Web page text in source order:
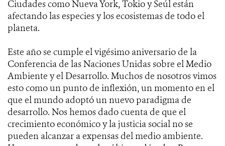
Ciudades como Nueva York, Tokio y Seúl están
afectando las especies y los ecosistemas de todo el
planeta.
Este año se cumple el vigésimo aniversario de la
Conferencia de las Naciones Unidas sobre el Medio
Ambiente y el Desarrollo. Muchos de nosotros vimos
esto como un punto de inflexión, un momento en el
que el mundo adoptó un nuevo paradigma de
desarrollo. Nos hemos dado cuenta de que el
crecimiento económico y la justicia social no se
pueden alcanzar a expensas del medio ambiente.